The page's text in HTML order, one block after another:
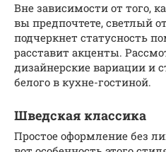
Вне зависимости от того,
вы предпочтете, светлый
подчеркнет статусность
расставит акценты.
дизайнерские вариации и
белого в кухне-гостиной.
Шведская классика
Простое оформление без